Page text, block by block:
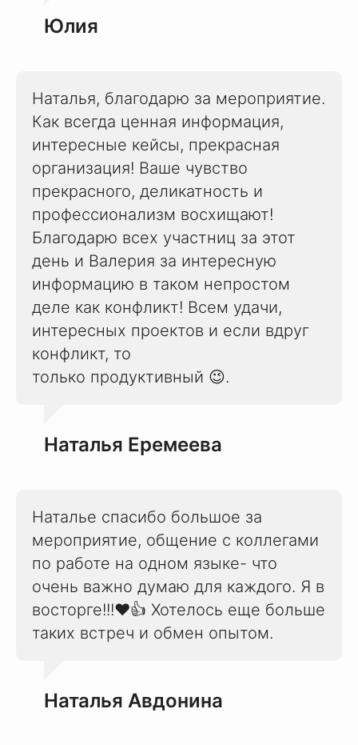
Юлия
Наталья, благодарю за мероприятие.
Как всегда ценная информация,
интересные кейсы, прекрасная
организация! Ваше чувство
прекрасного, деликатность и
профессионализм восхищают!
Благодарю всех участниц за этот
день и Валерия за интересную
информацию в таком непростом
деле как конфликт! Всем удачи,
интересных проектов и если вдруг
конфликт, то
только продуктивный 😉.
Наталья Еремеева
Наталье спасибо большое за
мероприятие, общение с коллегами
по работе на одном языке- что
очень важно думаю для каждого. Я в
восторге!!!❤️👍 Хотелось еще больше
таких встреч и обмен опытом.
Наталья Авдонина